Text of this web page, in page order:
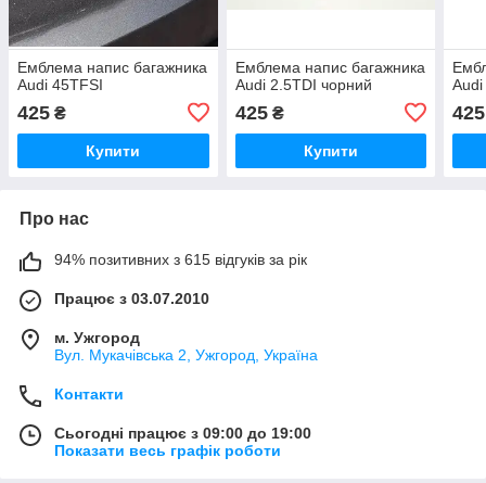
Емблема напис багажника
Audi 45TFSI
425 ₴
Купити
Емблема напис багажника
Audi 2.5TDI чорний
425₴
Купити
425
Про нас
94% позитивних з 615 відгуків за рік
Працює з 03.07.2010
м. Ужгород
Вул. Мукачівська 2, Ужгород, Україна
Контакти
Сьогодні працює з 09:00 до 19:00
Показати весь графік роботи